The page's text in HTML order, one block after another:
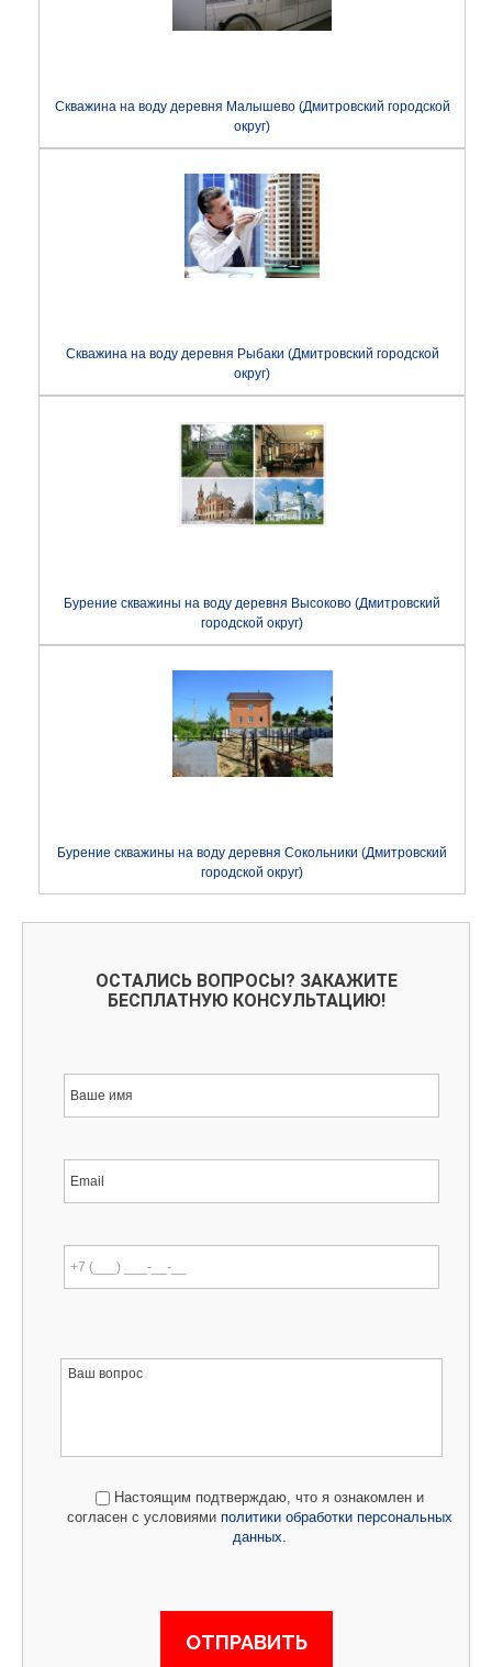
Скважина на воду деревня Малышево (Дмитровский городской
округ)
Скважина на воду деревня Рыбаки (Дмитровский городской
округ)
Бурение скважины на воду деревня Высоково (Дмитровский
городской округ)
Бурение скважины на воду деревня Сокольники (Дмитровский
городской округ)
ОСТАЛИСЬ ВОПРОСЫ? ЗАКАЖИТЕ
БЕСПЛАТНУЮ КОНСУЛЬТАЦИЮ!
Настоящим подтверждаю, что я ознакомлен и
согласен с условиями политики обработки персональных
данных.